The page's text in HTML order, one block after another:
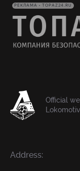
РЕКЛАМА • TOPAZ24.RU
Official
Lokomotiv
Address: